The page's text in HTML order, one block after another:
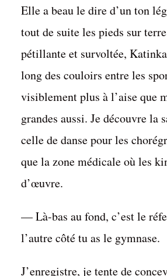
Elle a beau le dire d’un ton
tout de suite les pieds sur
pétillante et survoltée,
long des couloirs entre les
visiblement plus à l’aise que
grandes aussi. Je découvre la
celle de danse pour les
que la zone médicale où les
d’œuvre.
— Là-bas au fond, c’est le
l’autre côté tu as le gymnase.
J’enregistre, je tente de